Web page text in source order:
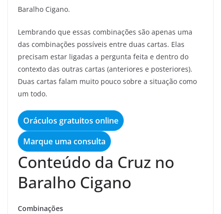
Baralho Cigano.
Lembrando que essas combinações são apenas uma
das combinações possíveis entre duas cartas. Elas
precisam estar ligadas a pergunta feita e dentro do
contexto das outras cartas (anteriores e posteriores).
Duas cartas falam muito pouco sobre a situação como
um todo.
Oráculos gratuitos online
Marque uma consulta
Conteúdo da Cruz no
Baralho Cigano
Combinações